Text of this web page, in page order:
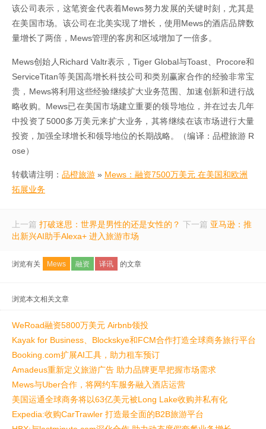
该公司表示，这笔资金代表着Mews努力发展的关键时刻，尤其是
在美国市场。该公司在北美实现了增长，使用Mews的酒店品牌数
量增长了两倍，Mews管理的客房和区域增加了一倍多。
Mews创始人Richard Valtr表示，Tiger Global与Toast、Procore和
ServiceTitan等美国高增长科技公司和类别赢家合作的经验非常宝
贵，Mews将利用这些经验继续扩大业务范围、加速创新和进行战
略收购。Mews已在美国市场建立重要的领导地位，并在过去几年
中投资了5000多万美元来扩大业务，其将继续在该市场进行大量
投资，加强全球增长和领导地位的长期战略。（编译：品橙旅游 R
ose）
转载请注明： 品橙旅游 » Mews：融资7500万美元 在美国和欧洲
拓展业务
上一篇 打破迷思：世界是男性的还是女性的？ 下一篇 亚马逊：推
出新兴AI助手Alexa+ 进入旅游市场
浏览有关 Mews 融资 译讯 的文章
浏览本文相关文章
WeRoad融资5800万美元 Airbnb领投
Kayak for Business、Blockskye和FCM合作打造全球商务旅行平台
Booking.com扩展AI工具，助力租车预订
Amadeus重新定义旅游广告 助力品牌更早把握市场需求
Mews与Uber合作，将网约车服务融入酒店运营
美国运通全球商务将以63亿美元被Long Lake收购并私有化
Expedia:收购CarTrawler 打造最全面的B2B旅游平台